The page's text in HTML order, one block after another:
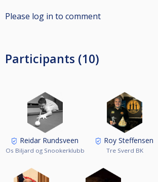
Please log in to comment
Participants (10)
Reidar Rundsveen
Os Biljard og Snookerklubb
Roy Steffensen
Tre Sverd BK